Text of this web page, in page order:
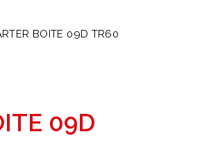
BOITE 09D TR60
09D